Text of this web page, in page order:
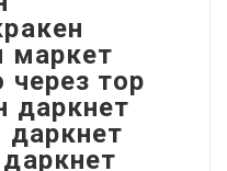
маркет
через тор
даркнет
даркнет